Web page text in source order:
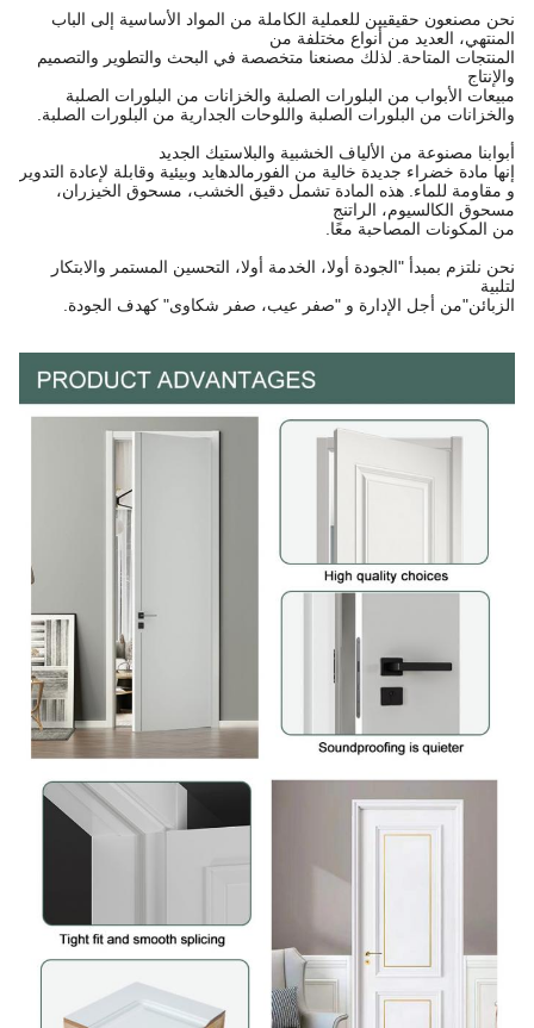
نحن مصنعون حقيقيين للعملية الكاملة من المواد الأساسية إلى الباب
المنتهي، العديد من أنواع مختلفة من
المنتجات المتاحة. لذلك مصنعنا متخصصة في البحث والتطوير والتصميم
والإنتاج
مبيعات الأبواب من البلورات الصلبة والخزانات من البلورات الصلبة
والخزانات من البلورات الصلبة واللوحات الجدارية من البلورات الصلبة.
أبوابنا مصنوعة من الألياف الخشبية والبلاستيك الجديد
إنها مادة خضراء جديدة خالية من الفورمالدهايد وبيئية وقابلة لإعادة التدوير
و مقاومة للماء. هذه المادة تشمل دقيق الخشب، مسحوق الخيزران،
مسحوق الكالسيوم، الراتنج
من المكونات المصاحبة معًا.
نحن نلتزم بمبدأ "الجودة أولا، الخدمة أولا، التحسين المستمر والابتكار
لتلبية
الزبائن"من أجل الإدارة و "صفر عيب، صفر شكاوى" كهدف الجودة.